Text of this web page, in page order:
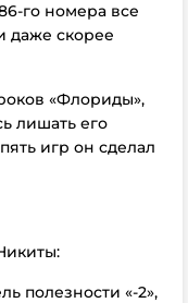
го номера все
даже скорее
«Флориды»,
лишать его
игр он сделал
полезности «-2»,